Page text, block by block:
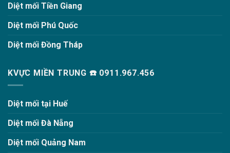
Diệt mối Tiền Giang
Diệt mối Phú Quốc
Diệt mối Đồng Tháp
KVỰC MIỀN TRUNG ☎️ 0911.967.456
Diệt mối tại Huế
Diệt mối Đà Nẵng
Diệt mối Quảng Nam